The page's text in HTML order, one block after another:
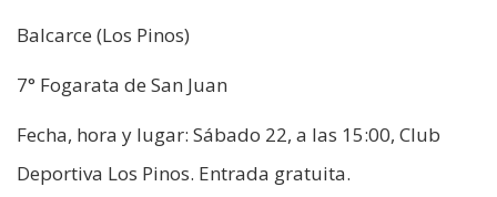
Balcarce (Los Pinos)
7° Fogarata de San Juan
Fecha, hora y lugar: Sábado 22, a las 15:00, Club
Deportiva Los Pinos. Entrada gratuita.